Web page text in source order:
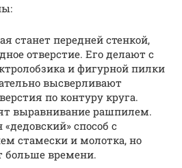
станет передней стенкой,
отверстие. Его делают с
и фигурной пилки
высверливают
по контуру круга.
выравнивание рашпилем.
способ с
стамески и молотка, но
больше времени.